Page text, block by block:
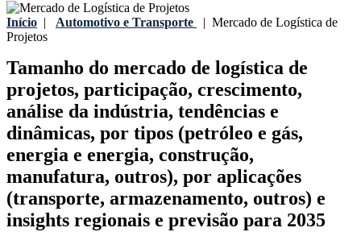
Início | Automotivo e Transporte | Mercado de Logística de
Projetos
Tamanho do mercado de logística de
projetos, participação, crescimento,
análise da indústria, tendências e
dinâmicas, por tipos (petróleo e gás,
energia e energia, construção,
manufatura, outros), por aplicações
(transporte, armazenamento, outros) e
insights regionais e previsão para 2035